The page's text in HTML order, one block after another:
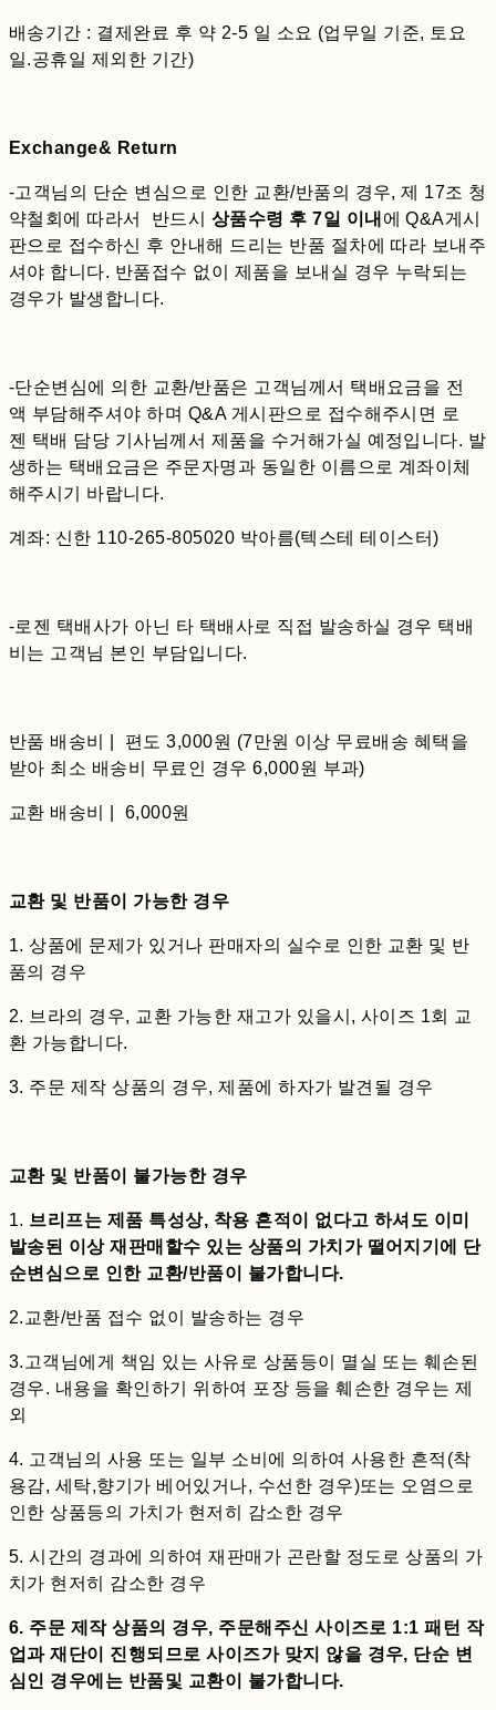
배송기간 : 결제완료 후 약 2-5 일 소요 (업무일 기준, 토요
일.공휴일 제외한 기간)
Exchange& Return
-고객님의 단순 변심으로 인한 교환/반품의 경우, 제 17조 청
약철회에 따라서 반드시 상품수령 후 7일 이내 에 Q&A게시
판으로 접수하신 후 안내해 드리는 반품 절차에 따라 보내주
셔야 합니다. 반품접수 없이 제품을 보내실 경우 누락되는
경우가 발생합니다.
-단순변심에 의한 교환/반품은 고객님께서 택배요금을 전
액 부담해주셔야 하며 Q&A 게시판으로 접수해주시면 로
젠 택배 담당 기사님께서 제품을 수거해가실 예정입니다. 발
생하는 택배요금은 주문자명과 동일한 이름으로 계좌이체
해주시기 바랍니다.
계좌: 신한 110-265-805020 박아름(텍스테 테이스터)
-로젠 택배사가 아닌 타 택배사로 직접 발송하실 경우 택배
비는 고객님 본인 부담입니다.
반품 배송비 | 편도 3,000원 (7만원 이상 무료배송 혜택을
받아 최소 배송비 무료인 경우 6,000원 부과)
교환 배송비 | 6,000원
교환 및 반품이 가능한 경우
1. 상품에 문제가 있거나 판매자의 실수로 인한 교환 및 반
품의 경우
2. 브라의 경우, 교환 가능한 재고가 있을시, 사이즈 1회 교
환 가능합니다.
3. 주문 제작 상품의 경우, 제품에 하자가 발견될 경우
교환 및 반품이 불가능한 경우
1. 브리프는 제품 특성상, 착용 흔적이 없다고 하셔도 이미
발송된 이상 재판매할수 있는 상품의 가치가 떨어지기에 단
순변심으로 인한 교환/반품이 불가합니다.
2.교환/반품 접수 없이 발송하는 경우
3.고객님에게 책임 있는 사유로 상품등이 멸실 또는 훼손된
경우. 내용을 확인하기 위하여 포장 등을 훼손한 경우는 제
외
4. 고객님의 사용 또는 일부 소비에 의하여 사용한 흔적(착
용감, 세탁,향기가 베어있거나, 수선한 경우)또는 오염으로
인한 상품등의 가치가 현저히 감소한 경우
5. 시간의 경과에 의하여 재판매가 곤란할 정도로 상품의 가
치가 현저히 감소한 경우
6. 주문 제작 상품의 경우, 주문해주신 사이즈로 1:1 패턴 작
업과 재단이 진행되므로 사이즈가 맞지 않을 경우, 단순 변
심인 경우에는 반품및 교환이 불가합니다.